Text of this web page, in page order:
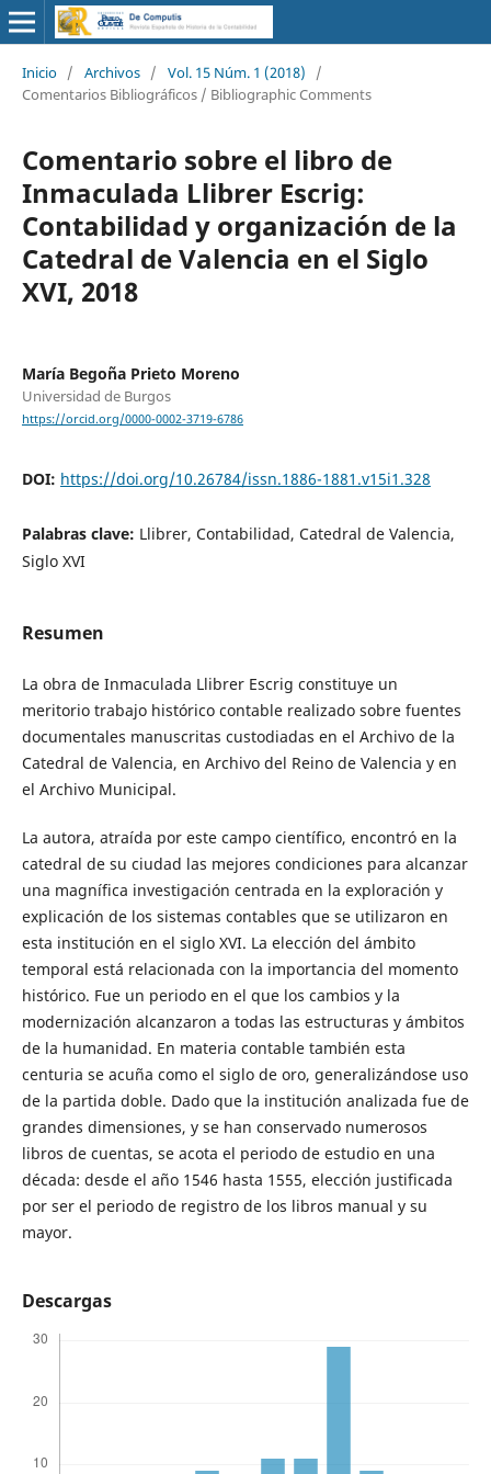
Inicio / Archivos / Vol. 15 Núm. 1 (2018)
/
Comentarios Bibliográficos / Bibliographic Comments
Comentario sobre el libro de
Inmaculada Llibrer Escrig:
Contabilidad y organización de la
Catedral de Valencia en el Siglo
XVI, 2018
María Begoña Prieto Moreno
Universidad de Burgos
https://orcid.org/0000-0002-3719-6786
DOI: https://doi.org/10.26784/issn.1886-1881.v15i1.328
Palabras clave: Llibrer, Contabilidad, Catedral de Valencia,
Siglo XVI
Resumen
La obra de Inmaculada Llibrer Escrig constituye un
meritorio trabajo histórico contable realizado sobre fuentes
documentales manuscritas custodiadas en el Archivo de la
Catedral de Valencia, en Archivo del Reino de Valencia y en
el Archivo Municipal.
La autora, atraída por este campo científico, encontró en la
catedral de su ciudad las mejores condiciones para alcanzar
una magnífica investigación centrada en la exploración y
explicación de los sistemas contables que se utilizaron en
esta institución en el siglo XVI. La elección del ámbito
temporal está relacionada con la importancia del momento
histórico. Fue un periodo en el que los cambios y la
modernización alcanzaron a todas las estructuras y ámbitos
de la humanidad. En materia contable también esta
centuria se acuña como el siglo de oro, generalizándose uso
de la partida doble. Dado que la institución analizada fue de
grandes dimensiones, y se han conservado numerosos
libros de cuentas, se acota el periodo de estudio en una
década: desde el año 1546 hasta 1555, elección justificada
por ser el periodo de registro de los libros manual y su
mayor.
Descargas